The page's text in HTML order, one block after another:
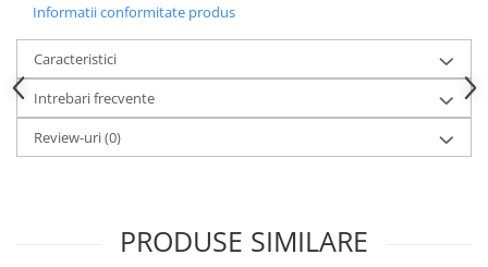
Protectia muncii si Imbracaminte
Imbracaminte
Tricouri
Bluze & Pulovere
Camasi
Informatii conformitate produs
Caracteristici
Intrebari frecvente
Review-uri(0)
PRODUSE SIMILARE